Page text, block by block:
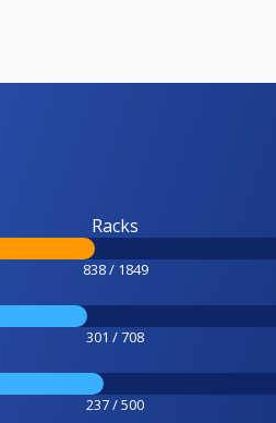
Racks
838 / 1849
301 / 708
237 / 500